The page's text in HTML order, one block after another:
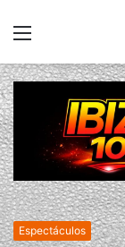
Espectáculos